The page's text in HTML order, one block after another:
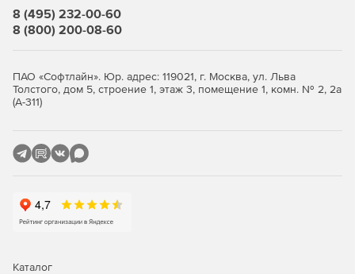
8 (495) 232-00-60
8 (800) 200-08-60
ПАО «Софтлайн». Юр. адрес: 119021, г. Москва, ул. Льва
Толстого, дом 5, строение 1, этаж 3, помещение 1, комн. № 2, 2а
(А-311)
Каталог